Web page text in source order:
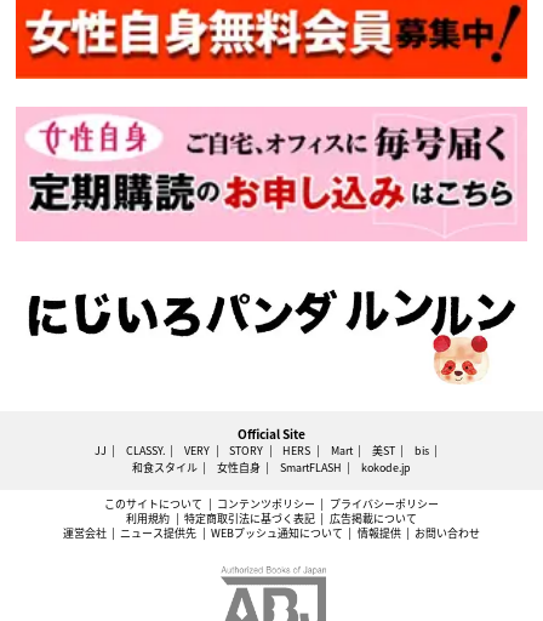
Official Site
JJ CLASSY. VERY STORY HERS Mart 美ST
bis
和食スタイル
女性自身 SmartFLASH kokode.jp
このサイトについて コンテンツポリシー
プライバシーポリシー
利用規約
特定商取引法に基づく表記
広告掲載について
運営会社
ニュース提供先 WEBプッシュ通知について 情報提供 お問い合わせ